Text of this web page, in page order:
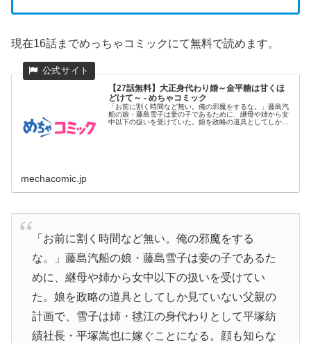
現在16話までめっちゃコミックにて無料で読めます。
【27話無料】大正身代わり婚～金平糖は甘くほ
どけて～ - めちゃコミック
「お前に割く時間など無い。俺の邪魔をするな。」藤島汽
船の娘・藤島雪子は妾の子であるために、継母や姉から女
中以下の扱いを受けていた。娘を政略の道具としてしか見
mechacomic.jp
「お前に割く時間など無い。俺の邪魔をする
な。」藤島汽船の娘・藤島雪子は妾の子であるた
めに、継母や姉から女中以下の扱いを受けてい
た。娘を政略の道具としてしか見ていない父親の
計画で、雪子は姉・毬江の身代わりとして平塚紡
績社長・平塚嵩也に嫁ぐことになる。顔も知らな